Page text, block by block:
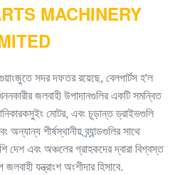
6 রাম পাম্প PC40 705-41-08010
গিয়ারবক্স MBEB170
গিয়ার পাম্প SA8230-
MACHINERY
সদর দফতর রয়েছে, বেলপার্টস হ'ল
জলবাহী উপাদানগুলির একটি সমন্বিত
মোটর, এবং চূড়ান্ত ড্রাইভগুলি
অন্যান্য শীর্ষস্থানীয় ব্র্যান্ডগুলির সাথে
দেশ এবং অঞ্চলের গ্রাহকদের দ্বারা বিশ্বস্ত
যন্ত্রাংশ অংশীদার হিসাবে.